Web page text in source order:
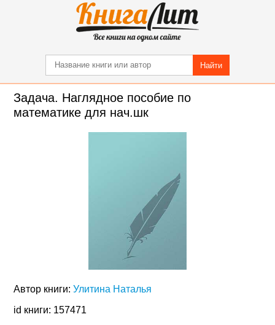
Найти
Задача. Наглядное пособие по
математике для нач.шк
Автор книги:Улитина Наталья
id книги: 157471